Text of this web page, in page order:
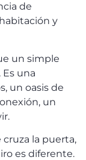
de
y
un simple
una
un oasis de
un
la puerta,
es diferente.